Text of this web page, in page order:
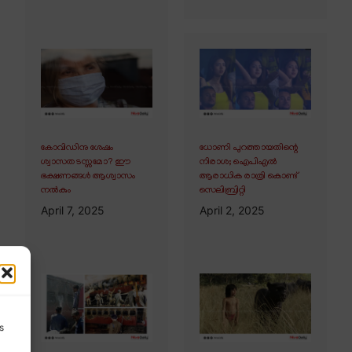
കോവിഡിനു ശേഷം
ശ്വാസതടസ്സമോ? ഈ
ഭക്ഷണങ്ങൾ ആശ്വാസം
നൽകും
April 7, 2025
ധോണി പുറത്തായതിന്റെ
നിരാശ; ഐപിഎൽ
ആരാധിക രാത്രി കൊണ്ട്
സെലിബ്രിറ്റി
April 2, 2025